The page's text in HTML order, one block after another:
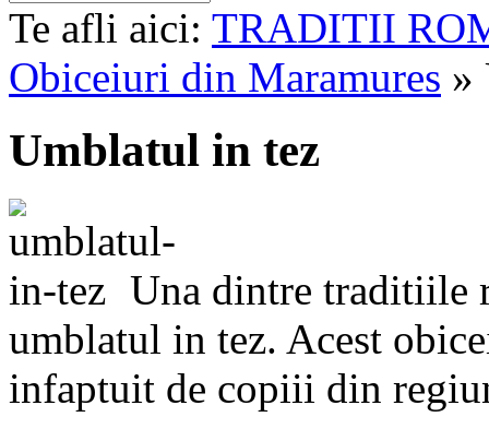
Te afli aici: TRADITII
Obiceiuri din Maramures »
Umblatul in tez
Una dintre traditiile
umblatul in tez. Acest
infaptuit de copiii din